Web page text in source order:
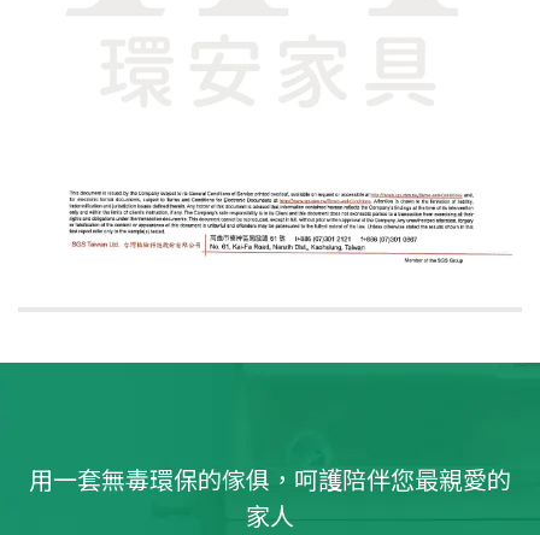
用一套無毒環保的傢俱，呵護陪伴您最親愛的
家人